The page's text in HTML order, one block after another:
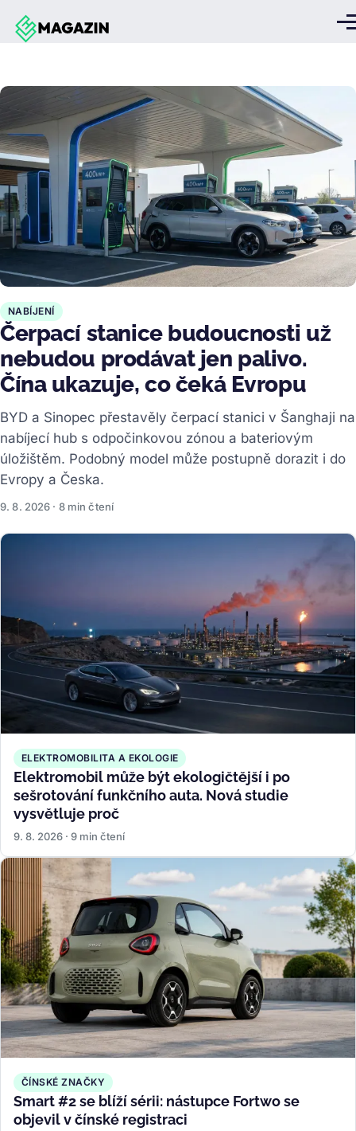
Přejít k hlavnímu obsahu
NABÍJENÍ
Čerpací stanice budoucnosti už
nebudou prodávat jen palivo.
Čína ukazuje, co čeká Evropu
BYD a Sinopec přestavěly čerpací stanici v Šanghaji na
nabíjecí hub s odpočinkovou zónou a bateriovým
úložištěm. Podobný model může postupně dorazit i do
Evropy a Česka.
9. 8. 2026 · 8 min čtení
ELEKTROMOBILITA A EKOLOGIE
Elektromobil může být ekologičtější i po
sešrotování funkčního auta. Nová studie
vysvětluje proč
9. 8. 2026 · 9 min čtení
ČÍNSKÉ ZNAČKY
Smart #2 se blíží sérii: nástupce Fortwo se
objevil v čínské registraci